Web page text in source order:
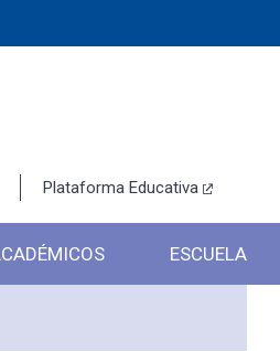
Plataforma Educativa
ESCUELA